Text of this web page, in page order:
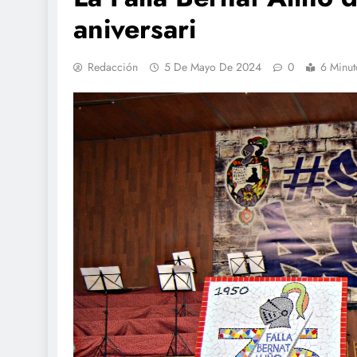
aniversari
Redacción 5 De Mayo De 2024 0 6